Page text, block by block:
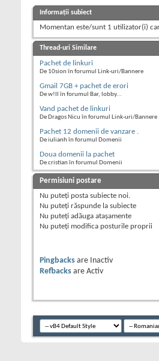
Informații subiect
Momentan este/sunt 1 utilizator(i)
Thread-uri Similare
Pachet de linkuri
De 10sion în forumul Link-uri/Bannere
Gmail 7GB + pachet de erori
De w!ll în forumul Bar, lobby...
Vand pachet de linkuri
De Dragos Nicu în forumul Link-uri/Bannere
Pachet 12 domenii de vanzare .
De iulianh în forumul Domenii
Doua domenii la pachet
De cristian în forumul Domenii
Permisiuni postare
Nu puteţi posta subiecte noi.
Nu puteţi răspunde la subiecte
Nu puteţi adăuga ataşamente
Nu puteţi modifica posturile proprii
Pingbacks are
Inactiv
Refbacks are Activ